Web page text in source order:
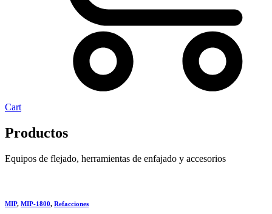
Cart
Productos
Equipos de flejado, herramientas de enfajado y accesorios
MIP, MIP-1800, Refacciones